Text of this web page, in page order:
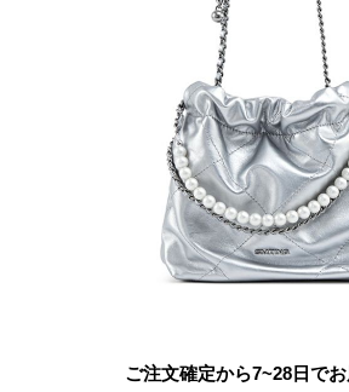
ご注文確定から7~28日で